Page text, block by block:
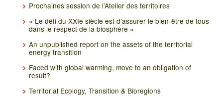
Prochaines session de l’Atelier des territoires
« Le défi du XXIe siècle est d’assurer le bien-être de tous
dans le respect de la biosphère »
An unpublished report on the assets of the territorial
energy transition
Faced with global warming, move to an obligation of
result?
Territorial Ecology, Transition & Bioregions